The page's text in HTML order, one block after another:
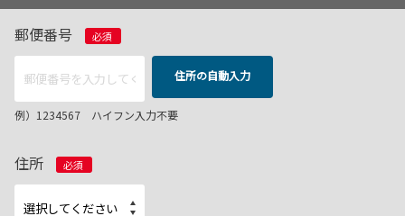
郵便番号 必須
住所の自動入力
例）1234567 ハイフン入力不要
住所 必須